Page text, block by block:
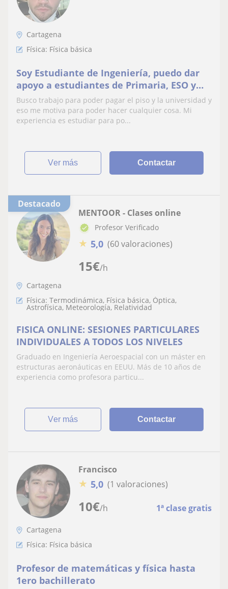
Cartagena
Física: Física básica
Soy Estudiante de Ingeniería, puedo dar
apoyo a estudiantes de Primaria, ESO y
Bachiller Solamente Física
Busco trabajo para poder pagar el piso y la universidad y
eso me motiva para poder hacer cualquier cosa. Mi
experiencia es estudiar para po...
ver más Contactar
Destacado
15€/h
MENTOOR - Clases online
Profesor Verificado
★ 5,0 (60 valoraciones)
Cartagena
Física: Termodinámica, Física básica, Óptica,
Astrofísica, Meteorología, Relatividad
FISICA ONLINE: SESIONES PARTICULARES
INDIVIDUALES A TODOS LOS NIVELES
Graduado en Ingeniería Aeroespacial con un máster en
estructuras aeronáuticas en EEUU. Más de 10 años de
experiencia como profesora particu...
ver más Contactar
10€/h 1ª clase gratis
Francisco
★ 5,0 (1 valoraciones)
Cartagena
Física: Física básica
Profesor de matemáticas y física hasta
1ero bachillerato